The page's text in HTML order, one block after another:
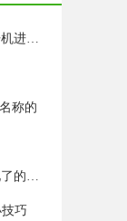
如何巧妙解决处理小白Win10纯净版系统开机进入桌面后显示黑屏
称的
详解Win10纯净版系统中任务栏的时间不见了的解决步骤
巧